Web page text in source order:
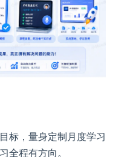
标，量身定制月度学习
全程有方向。